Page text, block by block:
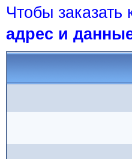
Чтобы
адрес и